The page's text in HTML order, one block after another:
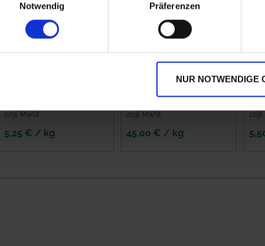
Notwendig
Präferenzen
NUR NOTWENDIGE
zzgl. MwSt.
5,25 € / kg
Pferdeweide
zzgl. MwSt.
45,00 € / kg
zzgl.